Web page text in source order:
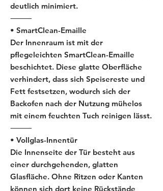
deutlich minimiert.
⸻
• SmartClean-Emaille
Der Innenraum ist mit der
pflegeleichten SmartClean-Emaille
beschichtet. Diese glatte Oberfläche
verhindert, dass sich Speisereste und
Fett festsetzen, wodurch sich der
Backofen nach der Nutzung mühelos
mit einem feuchten Tuch reinigen lässt.
⸻
• Vollglas-Innentür
Die Innenseite der Tür besteht aus
einer durchgehenden, glatten
Glasfläche. Ohne Ritzen oder Kanten
können sich dort keine Rückstände